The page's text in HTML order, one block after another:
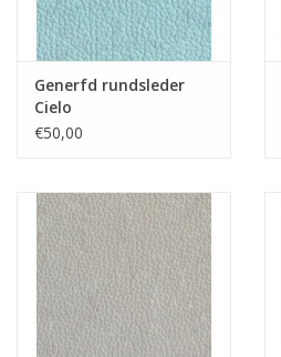
Generfd rundsleder
Cielo
€50,00